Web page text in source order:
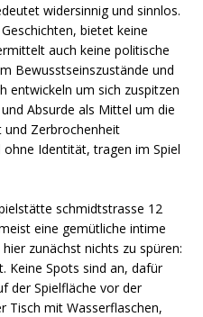
widersinnig und sinnlos.
bietet keine
auch keine politische
Bewusstseinszustände und
entwickeln um sich zuspitzen
Absurde als Mittel um die
und Zerbrochenheit
Identität, tragen im Spiel
schmidtstrasse 12
eine gemütliche intime
zunächst nichts zu spüren:
Keine Spots sind an, dafür
der Spielfläche vor der
Tisch mit Wasserflaschen,